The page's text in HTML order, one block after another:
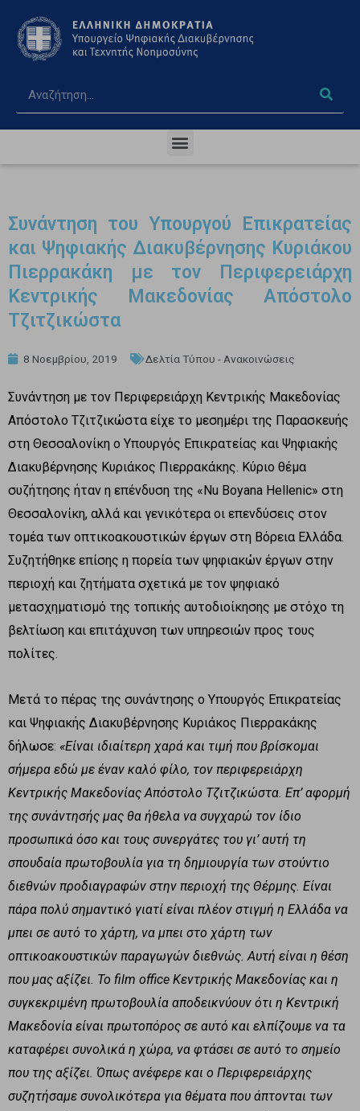
Συνάντηση του Υπουργού Επικρατείας
και Ψηφιακής Διακυβέρνησης Κυριάκου
Πιερρακάκη με τον Περιφερειάρχη
Κεντρικής Μακεδονίας Απόστολο
Τζιτζικώστα
8 Νοεμβρίου, 2019 Δελτία Τύπου - Ανακοινώσεις
Συνάντηση με τον Περιφερειάρχη Κεντρικής Μακεδονίας
Απόστολο Τζιτζικώστα είχε το μεσημέρι της Παρασκευής
στη Θεσσαλονίκη ο Υπουργός Επικρατείας και Ψηφιακής
Διακυβέρνησης Κυριάκος Πιερρακάκης. Κύριο θέμα
συζήτησης ήταν η επένδυση της «Νu Boyana Hellenic» στη
Θεσσαλονίκη, αλλά και γενικότερα οι επενδύσεις στον
τομέα των οπτικοακουστικών έργων στη Βόρεια Ελλάδα.
Συζητήθηκε επίσης η πορεία των ψηφιακών έργων στην
περιοχή και ζητήματα σχετικά με τον ψηφιακό
μετασχηματισμό της τοπικής αυτοδιοίκησης με στόχο τη
βελτίωση και επιτάχυνση των υπηρεσιών προς τους
πολίτες.
Μετά το πέρας της συνάντησης ο Υπουργός Επικρατείας
και Ψηφιακής Διακυβέρνησης Κυριάκος Πιερρακάκης
δήλωσε: «Είναι ιδιαίτερη χαρά και τιμή που βρίσκομαι
σήμερα εδώ με έναν καλό φίλο, τον περιφερειάρχη
Κεντρικής Μακεδονίας Απόστολο Τζιτζικώστα. Επ’ αφορμή
της συνάντησής μας θα ήθελα να συγχαρώ τον ίδιο
προσωπικά όσο και τους συνεργάτες του γι’ αυτή τη
σπουδαία πρωτοβουλία για τη δημιουργία των στούντιο
διεθνών προδιαγραφών στην περιοχή της Θέρμης. Είναι
πάρα πολύ σημαντικό γιατί είναι πλέον στιγμή η Ελλάδα να
μπει σε αυτό το χάρτη, να μπει στο χάρτη των
οπτικοακουστικών παραγωγών διεθνώς. Αυτή είναι η θέση
που μας αξίζει. Το film office Κεντρικής Μακεδονίας και η
συγκεκριμένη πρωτοβουλία αποδεικνύουν ότι η Κεντρική
Μακεδονία είναι πρωτοπόρος σε αυτό και ελπίζουμε να τα
καταφέρει συνολικά η χώρα, να φτάσει σε αυτό το σημείο
που της αξίζει. Όπως ανέφερε και ο Περιφερειάρχης
συζητήσαμε συνολικότερα για θέματα που άπτονται των